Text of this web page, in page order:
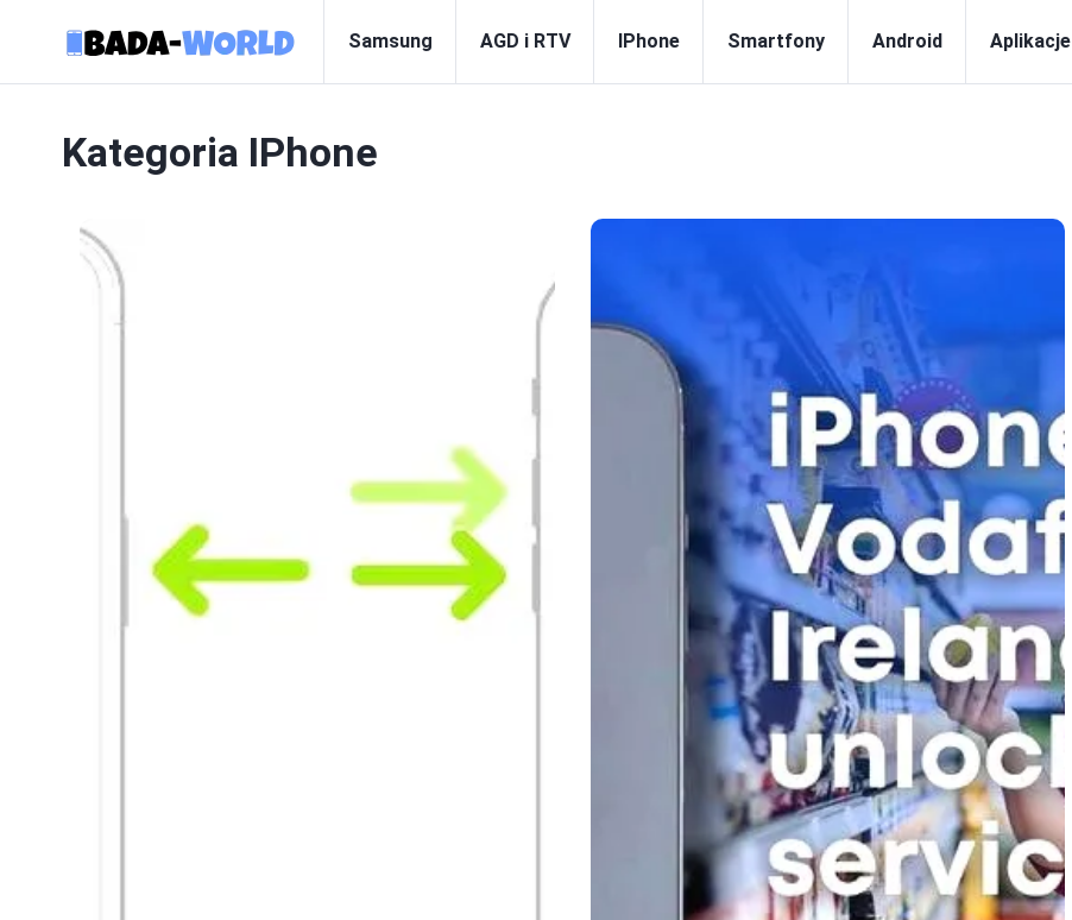
Samsung AGD i RTV IPhone Smartfony Android Aplikacje
Kategoria IPhone